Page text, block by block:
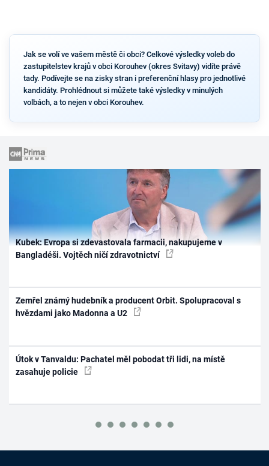
Jak se volí ve vašem městě či obci? Celkové výsledky voleb do
zastupitelstev krajů v obci Korouhev (okres Svitavy) vidíte právě
tady. Podívejte se na zisky stran i preferenční hlasy pro jednotlivé
kandidáty. Prohlédnout si můžete také výsledky v minulých
volbách, a to nejen v obci Korouhev.
Kubek: Evropa si zdevastovala farmacii, nakupujeme v
Bangladéši. Vojtěch ničí zdravotnictví
Zemřel známý hudebník a producent Orbit. Spolupracoval s
hvězdami jako Madonna a U2
Útok v Tanvaldu: Pachatel měl pobodat tři lidi, na místě
zasahuje policie